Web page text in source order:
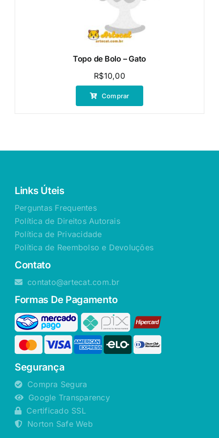
Topo de Bolo – Gato
R$10,00
Comprar
Links Úteis
Perguntas Frequentes
Política de Direitos Autorais
Política de Privacidade
Política de Reembolso e Devoluções
Contato
contato@artecat.com.br
Formas De Pagamento
Segurança
Compra Segura
Google Transparency
Certificado SSL
Norton Safe Web